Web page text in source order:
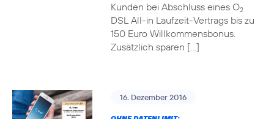
Kunden bei Abschluss eines O2
DSL All-in Laufzeit-Vertrags bis zu
150 Euro Willkommensbonus.
Zusätzlich sparen […]
16. Dezember 2016